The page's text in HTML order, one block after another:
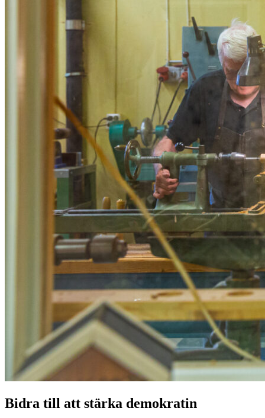
Bidra till att stärka demokratin